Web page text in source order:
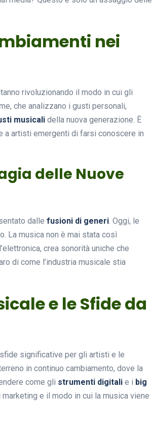
nei
rivoluzionando il modo in cui gli
che analizzano i gusti personali,
musicali della nuova generazione. È
a artisti emergenti di farsi conoscere in
delle Nuove
dalle fusioni di generi. Oggi, le
La musica non è mai stata così
crea sonorità uniche che
di come l’industria musicale stia
e le Sfide da
significative per gli artisti e le
in continuo cambiamento, dove la
come gli strumenti digitali e i big
e il modo in cui la musica viene
Musicoterapia: un
18 Febbraio 2025